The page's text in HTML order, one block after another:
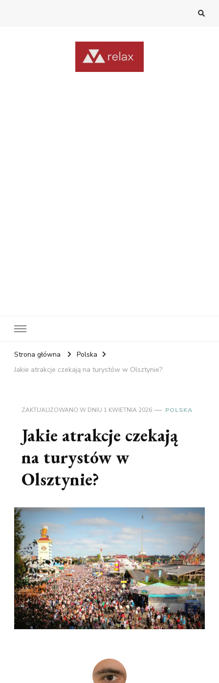
Strona główna
Polska
Jakie atrakcje czekają na turystów w Olsztynie?
ZAKTUALIZOWANO W DNIU 1 KWIETNIA 2026 POLSKA
Jakie atrakcje czekają
na turystów w
Olsztynie?